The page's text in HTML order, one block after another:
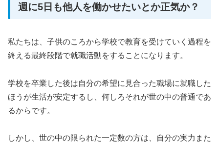
週に5日も他人を働かせたいとか正気か？
私たちは、子供のころから学校で教育を受けていく過程を
終える最終段階で就職活動をすることになります。
学校を卒業した後は自分の希望に見合った職場に就職した
ほうが生活が安定するし、何しろそれが世の中の普通であ
るからです。
しかし、世の中の限られた一定数の方は、自分の実力また